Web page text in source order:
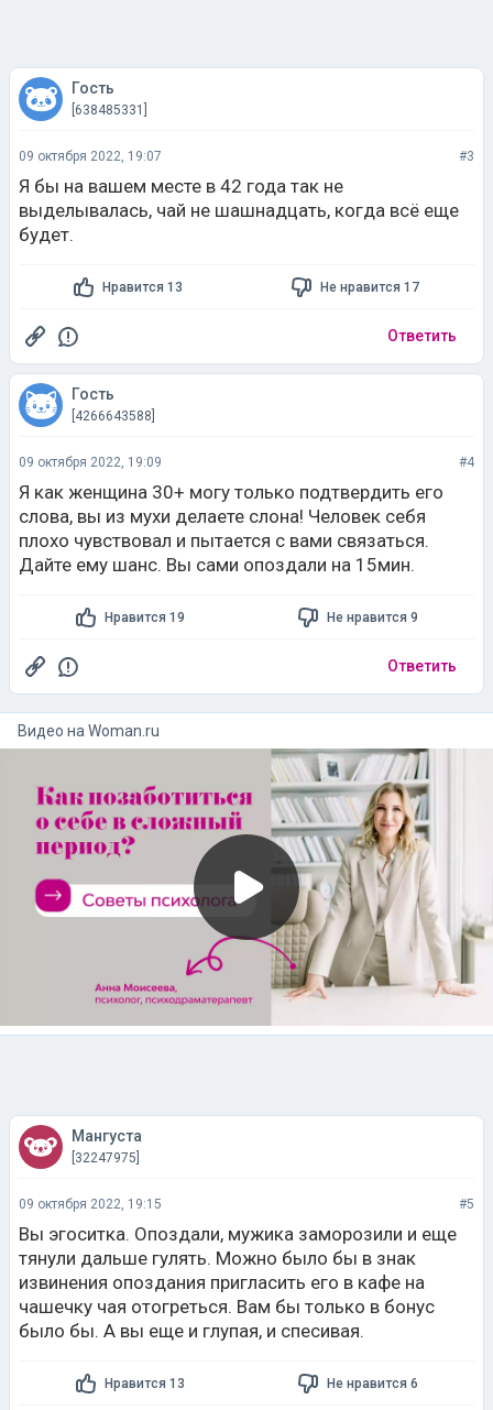
Гость
[638485331]
09 октября 2022, 19:07 #3
Я бы на вашем месте в 42 года так не
выделывалась, чай не шашнадцать, когда всё еще
будет.
Нравится 13 Не нравится 17
Ответить
Гость
[4266643588]
09 октября 2022, 19:09 #4
Я как женщина 30+ могу только подтвердить его
слова, вы из мухи делаете слона! Человек себя
плохо чувствовал и пытается с вами связаться.
Дайте ему шанс. Вы сами опоздали на 15мин.
Нравится 19 Не нравится 9
Ответить
Видео на woman.ru
Мангуста
[32247975]
09 октября 2022, 19:15 #5
Вы эгоситка. Опоздали, мужика заморозили и еще
тянули дальше гулять. Можно было бы в знак
извинения опоздания пригласить его в кафе на
чашечку чая отогреться. Вам бы только в бонус
было бы. А вы еще и глупая, и спесивая.
Нравится 13 Не нравится 6